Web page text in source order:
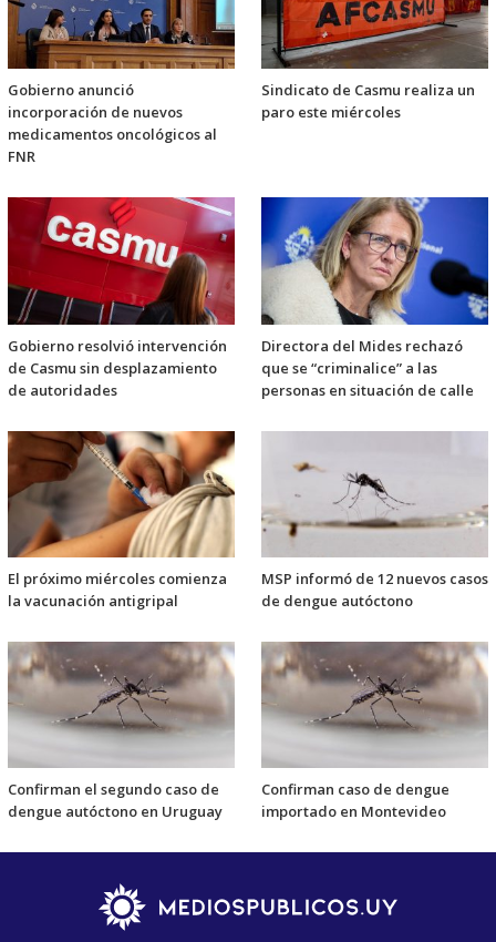
Gobierno anunció
incorporación de nuevos
medicamentos oncológicos al
FNR
Sindicato de Casmu realiza un
paro este miércoles
Gobierno resolvió intervención
de Casmu sin desplazamiento
de autoridades
Directora del Mides rechazó
que se “criminalice” a las
personas en situación de calle
El próximo miércoles comienza
la vacunación antigripal
MSP informó de 12 nuevos casos
de dengue autóctono
Confirman el segundo caso de
dengue autóctono en Uruguay
Confirman caso de dengue
importado en Montevideo